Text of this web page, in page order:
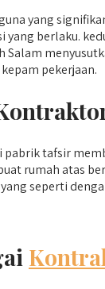
yang
yang berlaku.
pekerjaan.
tafsir
rumah atas
seperti